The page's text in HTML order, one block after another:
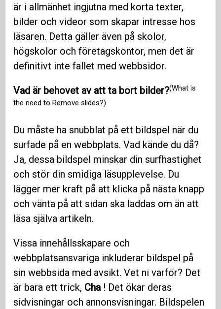
är i allmänhet ingjutna med korta texter,
bilder och videor som skapar intresse hos
läsaren. Detta gäller även på skolor,
högskolor och företagskontor, men det är
definitivt inte fallet med webbsidor.
Vad är behovet av att ta bort bilder?(What is
the need to Remove slides?)
Du måste ha snubblat på ett bildspel när du
surfade på en webbplats. Vad kände du då?
Ja, dessa bildspel minskar din surfhastighet
och stör din smidiga läsupplevelse. Du
lägger mer kraft på att klicka på nästa knapp
och vänta på att sidan ska laddas om än att
läsa själva artikeln.
Vissa innehållsskapare och
webbplatsansvariga inkluderar bildspel på
sin webbsida med avsikt. Vet ni varför? Det
är bara ett trick, Cha! Det ökar deras
sidvisningar och annonsvisningar. Bildspelen